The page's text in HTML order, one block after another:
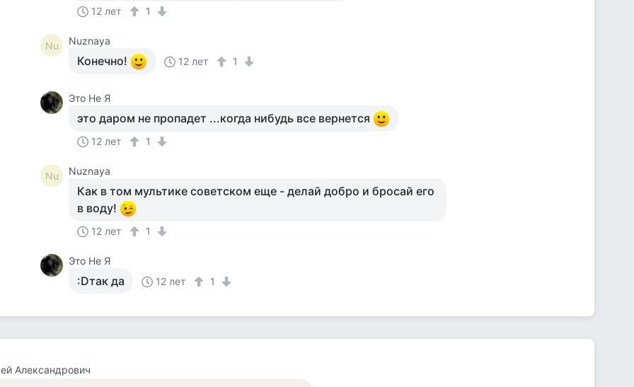
12 лет 1
Nu Nuznaya
Конечно! 12 лет 1
Это Не Я
это даром не пропадет ...когда нибудь все вернется
12 лет 1
Nu Nuznaya
Как в том мультике советском еще - делай добро и бросай его
в воду!
12 лет 1
Это Не Я
:Dтак да 12 лет 1
Александрович